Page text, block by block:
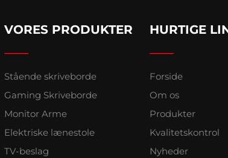
VORES PRODUKTER
Stående skriveborde
Gaming Skriveborde
Monitor Arme
Elektriske lænestole
TV-beslag
HURTIGE
Forside
Om os
Produkter
Kvalitetskontrol
Nyheder